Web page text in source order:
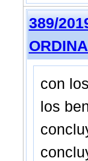
389/
con
los